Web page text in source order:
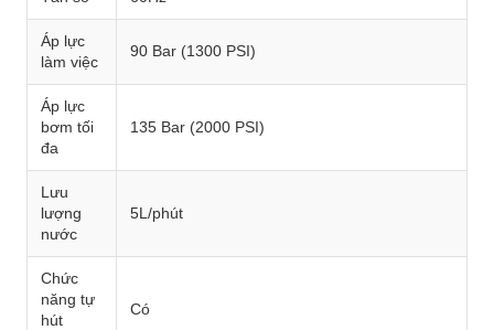
Áp lực
làm việc
90 Bar (1300 PSI)
Áp lực
bơm tối
đa
135 Bar (2000 PSI)
Lưu
lượng
nước
5L/phút
Chức
năng tự
hút
Có